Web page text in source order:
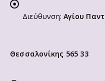
Διεύθυνση: Αγίου
Θεσσαλονίκης 565 33